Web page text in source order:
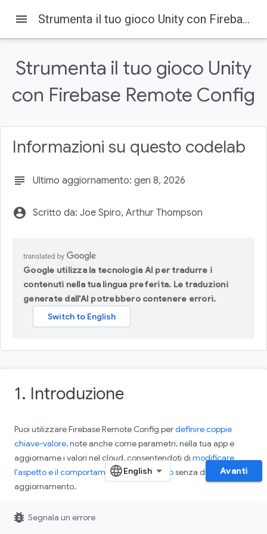
Firebase Firebase Codelabs
1. Introduzione
Che cosa ti serve
Scarica il codice
menu Strumenta il tuo gioco Unity con Firebase Remote Config
Strumenta il tuo gioco Unity
con Firebase Remote Config
Informazioni su questo codelab
subject Ultimo aggiornamento: gen 8, 2026
account_circle Scritto da: Joe Spiro, Arthur Thompson
Google utilizza la tecnologia AI per tradurre i
contenuti nella tua lingua preferita. Le traduzioni
generate dall'AI potrebbero contenere errori.
1. Introduzione
Puoi utilizzare Firebase Remote Config perdefinire coppie
chiave-valore, note anche come parametri, nella tua app e
aggiornarne i valori nel cloud, consentendoti di modificare
l'aspetto e il comportamento della tua appsenza distribuire un
aggiornamento.
Aggiungerai questa nuova funzionalità a un gioco di esempio,
MechaHamster: Level Up with Firebase Edition
Avanti
bug_report Segnala un errore